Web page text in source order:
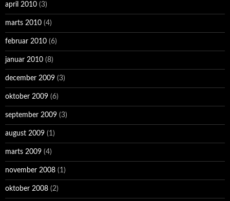
april 2010 (3)
marts 2010 (4)
februar 2010 (6)
januar 2010 (8)
december 2009 (3)
oktober 2009 (6)
september 2009 (3)
august 2009 (1)
marts 2009 (4)
november 2008 (1)
oktober 2008 (2)